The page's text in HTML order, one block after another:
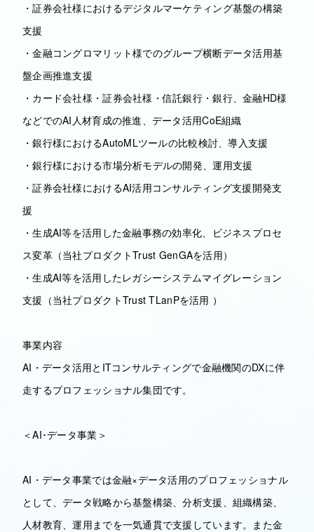
・証券会社様におけるデジタルマーケティング基盤の構築
支援
・金融コングロマリット様でのグループ横断データ活用基
盤企画推進支援
・カード会社様・証券会社様・信託銀行・銀行、金融HD様
などでのAI人材育成の推進、データ活用CoE組織
・銀行様におけるAutoMLツールの比較検討、導入支援
・銀行様における市場分析モデルの開発、運用支援
・証券会社様におけるAI活用コンサルティング支援開発支
援
・生成AI等を活用した金融事務の効率化、ビジネスプロセ
ス変革（当社プロダクトTrust GenGAを活用）
・生成AI等を活用したレガシーシステムマイグレーション
支援（当社プロダクトTrust TLanPを活用 ）
事業内容
AI・データ活用とITコンサルティングで金融機関のDXに伴
走するプロフェッショナル集団です。
＜AI･データ事業＞
AI・データ事業では金融×データ活用のプロフェッショナル
として、データ戦略から基盤構築、分析支援、組織構築、
人材教育、運用までを一気通貫で支援しています。また金